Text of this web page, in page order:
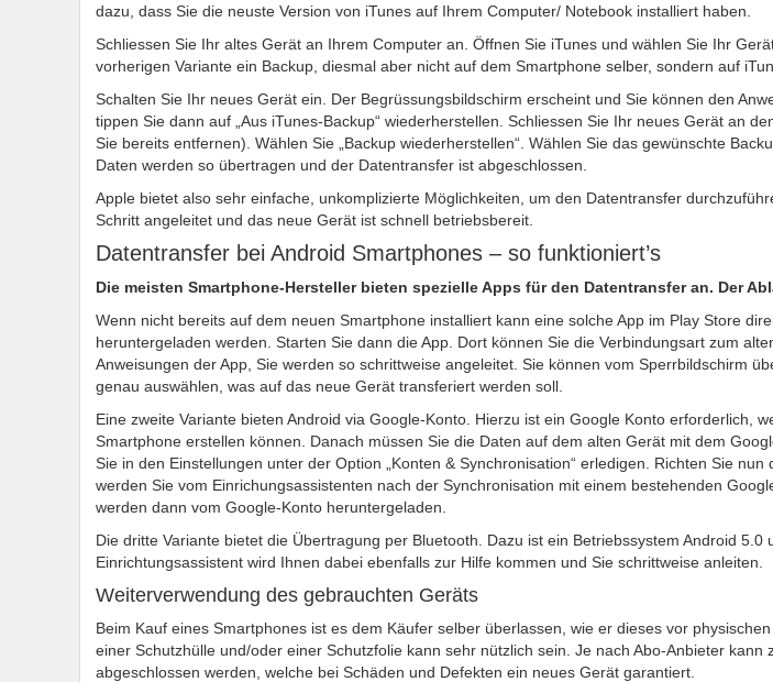
dazu, dass Sie die neuste Version von iTunes auf Ihrem Computer/ Notebook installiert haben.
Schliessen Sie Ihr altes Gerät an Ihrem Computer an. Öffnen Sie iTunes und wählen Sie Ihr
vorherigen Variante ein Backup, diesmal aber nicht auf dem Smartphone selber, sondern auf
Schalten Sie Ihr neues Gerät ein. Der Begrüssungsbildschirm erscheint und Sie können den
tippen Sie dann auf „Aus iTunes-Backup“ wiederherstellen. Schliessen Sie Ihr neues Gerät an
Sie bereits entfernen). Wählen Sie „Backup wiederherstellen“. Wählen Sie das gewünschte
Daten werden so übertragen und der Datentransfer ist abgeschlossen.
Apple bietet also sehr einfache, unkomplizierte Möglichkeiten, um den Datentransfer
Schritt angeleitet und das neue Gerät ist schnell betriebsbereit.
Datentransfer bei Android Smartphones – so funktioniert’s
Die meisten Smartphone-Hersteller bieten spezielle Apps für den Datentransfer an. Der
Wenn nicht bereits auf dem neuen Smartphone installiert kann eine solche App im Play Store
heruntergeladen werden. Starten Sie dann die App. Dort können Sie die Verbindungsart zum
Anweisungen der App, Sie werden so schrittweise angeleitet. Sie können vom Sperrbildschirm
genau auswählen, was auf das neue Gerät transferiert werden soll.
Eine zweite Variante bieten Android via Google-Konto. Hierzu ist ein Google Konto erforderlich,
Smartphone erstellen können. Danach müssen Sie die Daten auf dem alten Gerät mit dem
Sie in den Einstellungen unter der Option „Konten & Synchronisation“ erledigen. Richten Sie nun
werden Sie vom Einrichungsassistenten nach der Synchronisation mit einem bestehenden
werden dann vom Google-Konto heruntergeladen.
Die dritte Variante bietet die Übertragung per Bluetooth. Dazu ist ein Betriebssystem Android 5.0
Einrichtungsassistent wird Ihnen dabei ebenfalls zur Hilfe kommen und Sie schrittweise anleiten.
Weiterverwendung des gebrauchten Geräts
Beim Kauf eines Smartphones ist es dem Käufer selber überlassen, wie er dieses vor
einer Schutzhülle und/oder einer Schutzfolie kann sehr nützlich sein. Je nach Abo-Anbieter kann
abgeschlossen werden, welche bei Schäden und Defekten ein neues Gerät garantiert.